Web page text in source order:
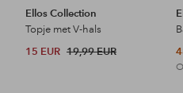
Ellos Collection
Topje met V-hals
15 EUR 19,99 EUR